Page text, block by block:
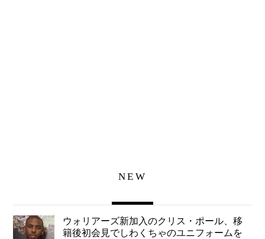
NEW
ウォリアーズ新加入のクリス・ポール、移
籍後初会見でしわくちゃのユニフォームを